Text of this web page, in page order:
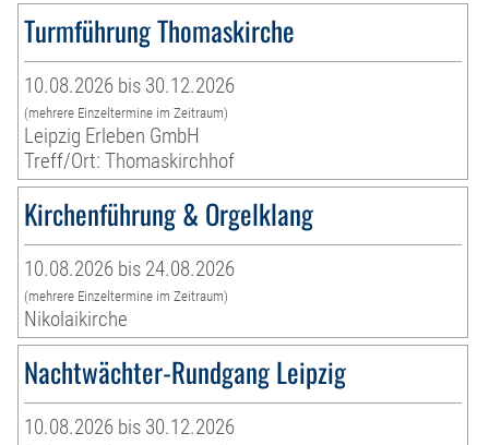
Turmführung Thomaskirche
10.08.2026 bis 30.12.2026
(mehrere Einzeltermine im Zeitraum)
Leipzig Erleben GmbH
Treff/Ort: Thomaskirchhof
Kirchenführung & Orgelklang
10.08.2026 bis 24.08.2026
(mehrere Einzeltermine im Zeitraum)
Nikolaikirche
Nachtwächter-Rundgang Leipzig
10.08.2026 bis 30.12.2026